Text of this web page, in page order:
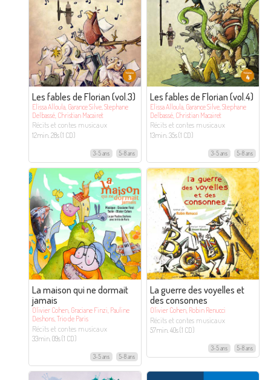
Les fables de Florian (vol.3)
Elissa Alloula, Garance Silve, Stephane
Delbassé, Christian Macairet
Récits et contes musicaux
12min. 28s (1 CD)
3-5 ans 5-8 ans
Les fables de Florian (vol.4)
Elissa Alloula, Garance Silve, Stephane
Delbassé, Christian Macairet
Récits et contes musicaux
13min. 35s (1 CD)
3-5 ans 5-8 ans
La maison qui ne dormait
jamais
Olivier Cohen, Graciane Finzi, Pauline
Deshons, Trio de Paris
Récits et contes musicaux
33min. 09s (1 CD)
3-5 ans 5-8 ans
La guerre des voyelles et
des consonnes
Olivier Cohen, Robin Renucci
Récits et contes musicaux
57min. 40s (1 CD)
3-5 ans 5-8 ans